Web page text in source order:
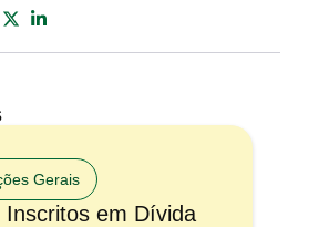
Gerais
Inscritos em Dívida